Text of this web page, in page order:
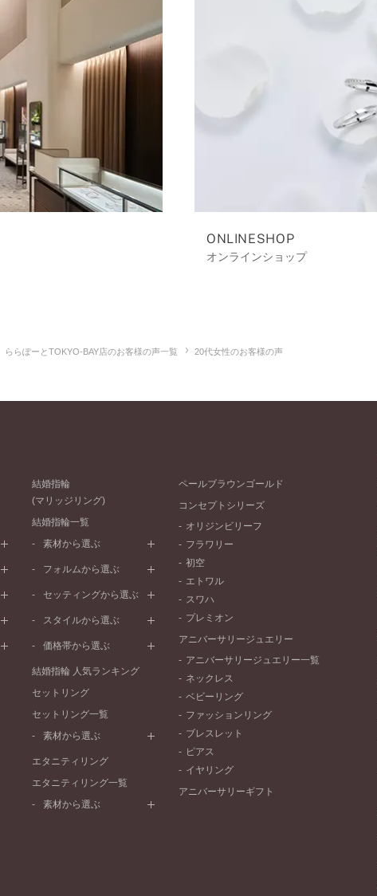
ONLINESHOP
オンラインショップ
ららぽーとTOKYO-BAY店のお客様の声一覧 20代女性のお客様の声
結婚指輪
(マリッジリング)
結婚指輪一覧
素材から選ぶ
プラチナ
ピンクゴールド
ペールブラウンゴールド
フォルムから選ぶ
ストレートライン
V字ライン
セッティングから選ぶ
プレーン
セベラルメレ
ラインメレ
スタイルから選ぶ
シンプル
モード
エレガント
ゴージャス
価格帯から選ぶ
50万円～
20万円～30万円
10万円～20万円
結婚指輪 人気ランキング
セットリング
セットリング一覧
素材から選ぶ
プラチナ
ペールブラウンゴールド
エタニティリング
エタニティリング一覧
素材から選ぶ
ペールブラウンゴールド
コンセプトシリーズ
オリジンビリーフ
フラワリー
初空
エトワル
スワハ
プレミオン
アニバーサリージュエリー
アニバーサリージュエリー一覧
ネックレス
ベビーリング
ファッションリング
ブレスレット
ピアス
イヤリング
アニバーサリーギフト